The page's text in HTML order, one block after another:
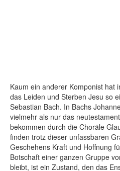
Kaum ein anderer Komponist hat
das Leiden und Sterben Jesu so
Sebastian Bach. In Bachs
vielmehr als nur das
bekommen durch die Choräle
finden trotz dieser unfassbaren
Geschehens Kraft und Hoffnung
Botschaft einer ganzen Gruppe
bleibt, ist ein Zustand, den das